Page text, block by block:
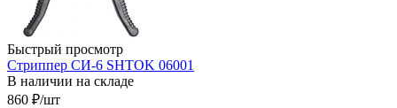
Быстрый просмотр
Стриппер СИ-6 SHTOK 06001
В наличии на складе
860 ₽/шт